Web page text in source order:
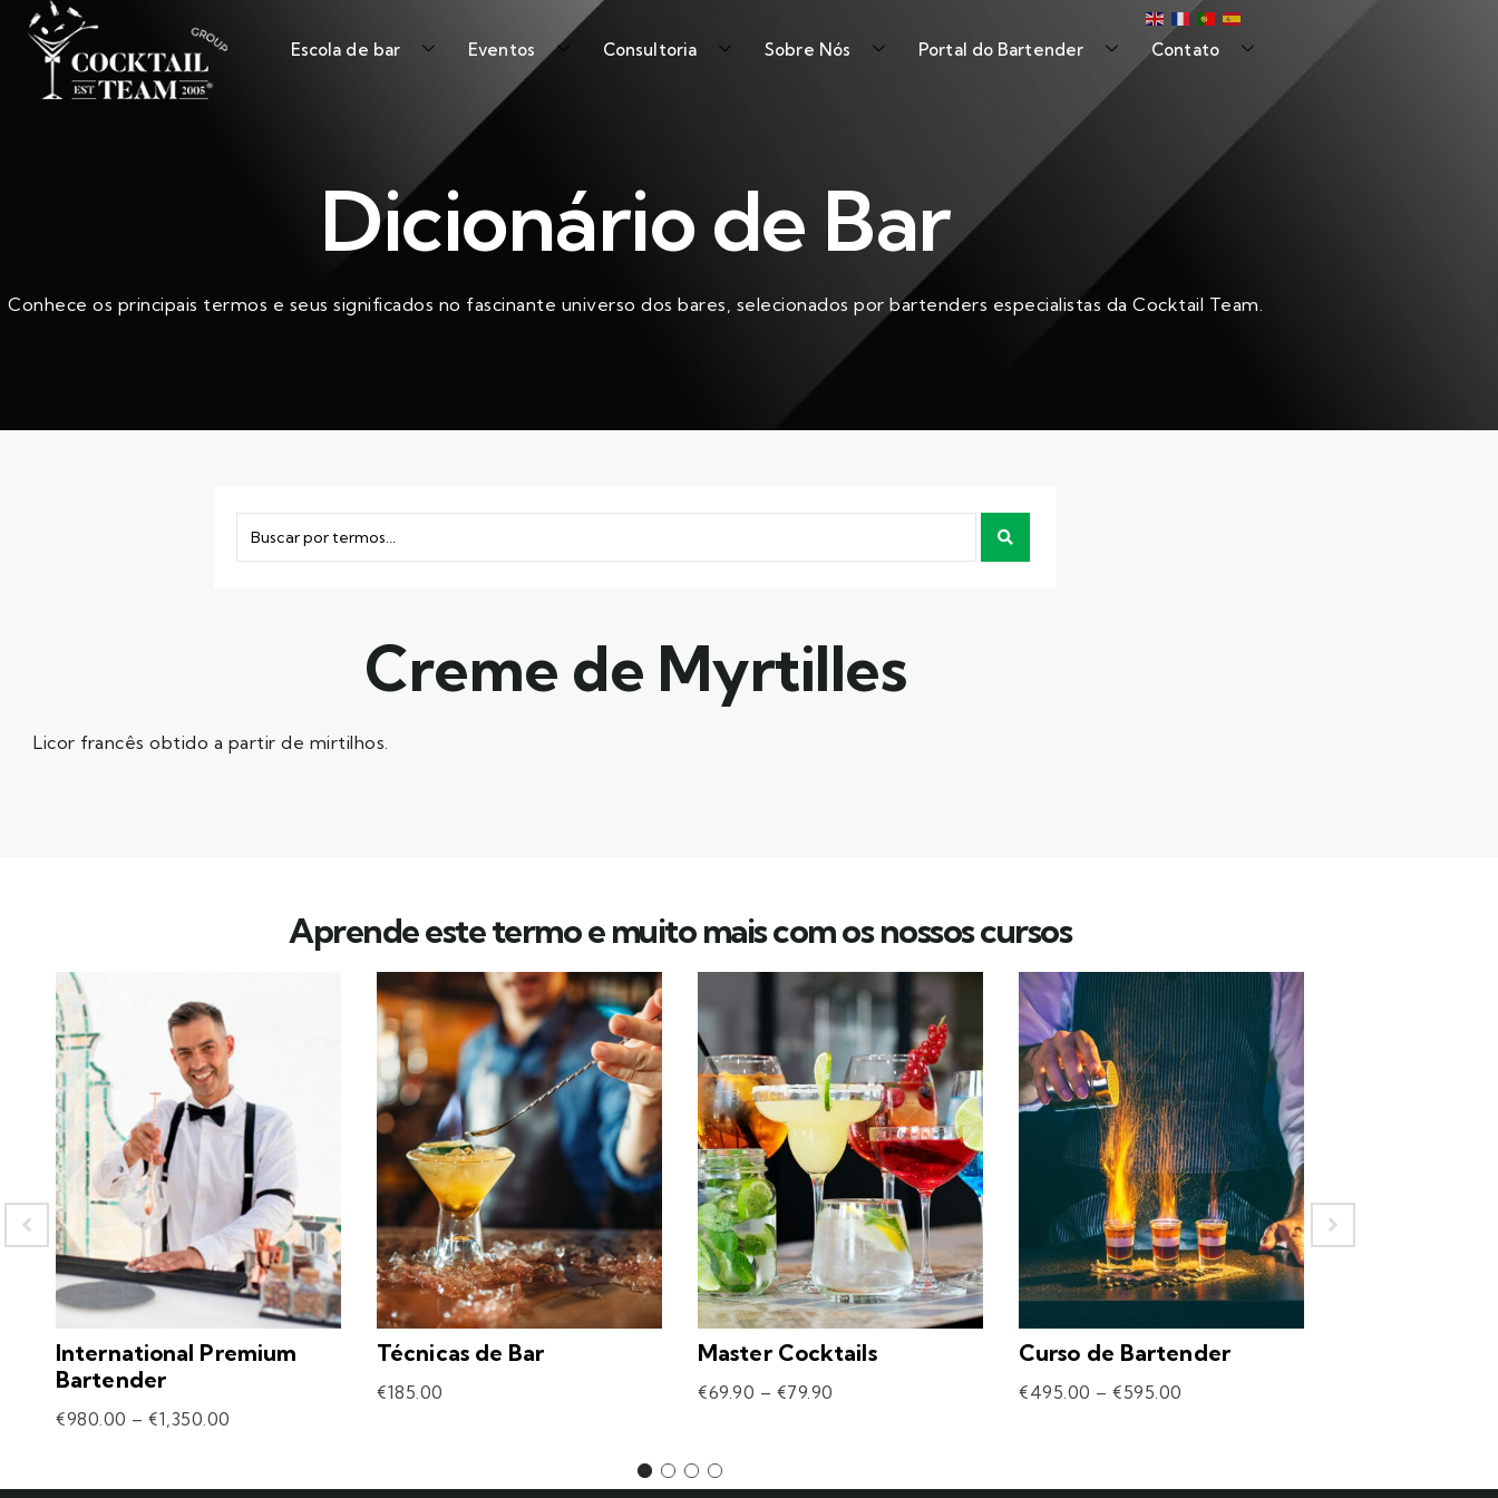
Escola de bar Eventos Consultoria Sobre Nós Portal do Bartender Contato
Dicionário de Bar
Conhece os principais termos e seus significados no fascinante universo dos bares, selecionados por bartenders especialistas da Cocktail Team.
Creme de Myrtilles
Licor francês obtido a partir de mirtilhos.
Aprende este termo e muito mais com os nossos cursos
International Premium
Bartender
€980.00 – €1,350.00
Técnicas de Bar
€185.00
Master Cocktails
€69.90 – €79.90
Curso de Bartender
€495.00 – €595.00